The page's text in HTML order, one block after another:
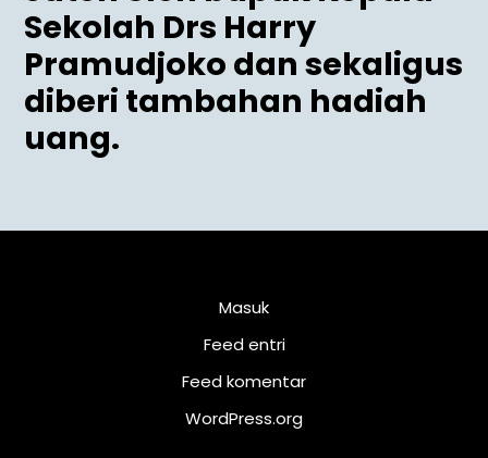
Sekolah Drs Harry
Pramudjoko dan sekaligus
diberi tambahan hadiah
uang.
Masuk
Feed entri
Feed komentar
WordPress.org